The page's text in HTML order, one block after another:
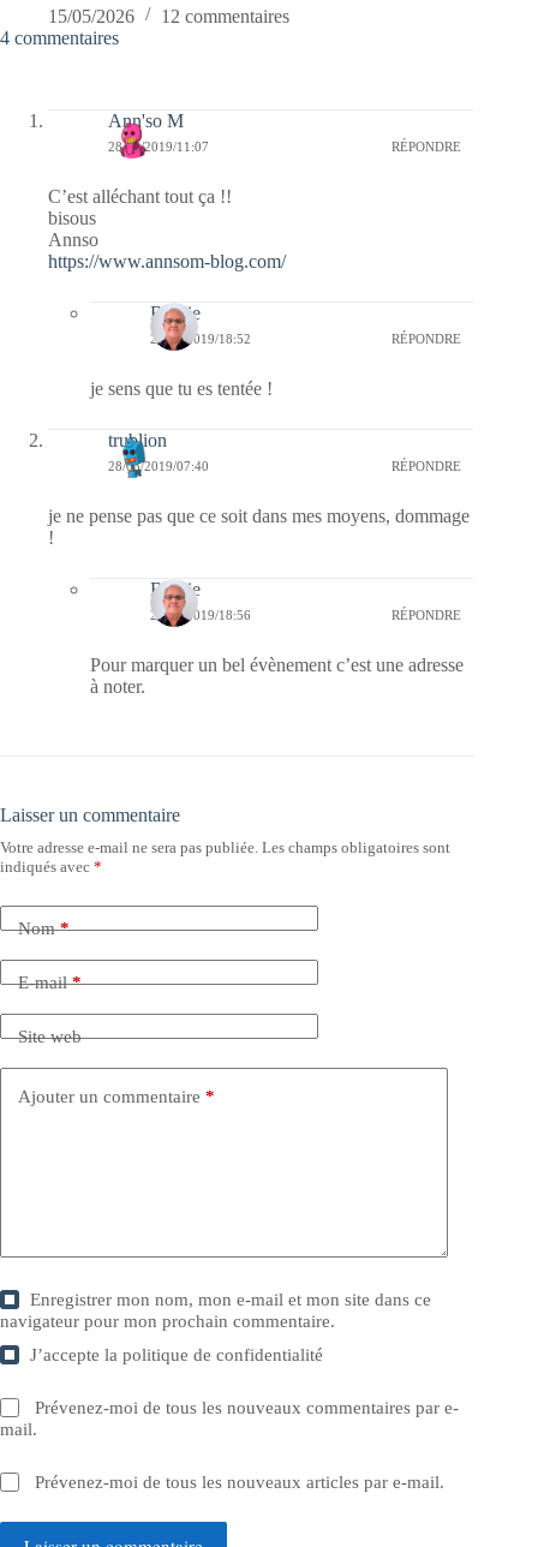
15/05/2026
12 commentaires
4 commentaires
Ann'so M
28/03/2019/11:07 RÉPONDRE
C’est alléchant tout ça !!
bisous
Annso
https://www.annsom-blog.com/
Bernie
28/03/2019/18:52 RÉPONDRE
je sens que tu es tentée !
trublion
28/03/2019/07:40 RÉPONDRE
je ne pense pas que ce soit dans mes moyens, dommage
!
Bernie
28/03/2019/18:56 RÉPONDRE
Pour marquer un bel évènement c’est une adresse
à noter.
Laisser un commentaire
Votre adresse e-mail ne sera pas publiée. Les champs obligatoires sont
indiqués avec *
Nom*
E-mail*
Site web
Ajouter un commentaire *
Enregistrer mon nom, mon e-mail et mon site dans ce
navigateur pour mon prochain commentaire.
J’accepte lapolitique de confidentialité
Prévenez-moi de tous les nouveaux commentaires par e-
mail.
Prévenez-moi de tous les nouveaux articles par e-mail.